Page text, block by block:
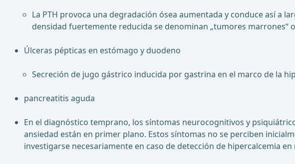
La PTH provoca una degradación ósea aumentada y conduce así a
densidad fuertemente reducida se denominan „tumores marrones“
Úlceras pépticas en estómago y duodeno
Secreción de jugo gástrico inducida por gastrina en el marco de la
pancreatitis aguda
En el diagnóstico temprano, los síntomas neurocognitivos y
ansiedad están en primer plano. Estos síntomas no se perciben
investigarse necesariamente en caso de detección de hipercalcemia en